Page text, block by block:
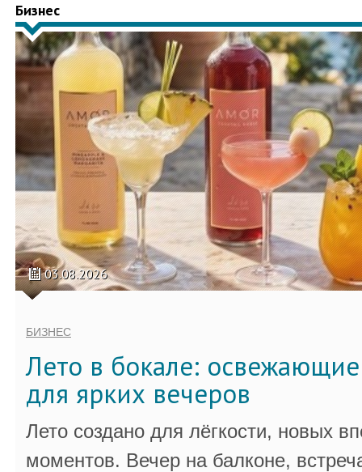
Бизнес
03.08.2026
БИЗНЕС
Лето в бокале:
для ярких вечеров
Лето создано для лёгкости, новых
моментов. Вечер на балконе,